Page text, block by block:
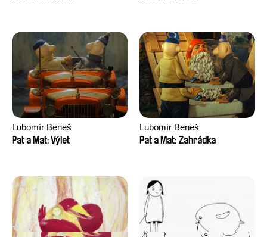
Lubomír Beneš
Pat a Mat: Výlet
Lubomír Beneš
Pat a Mat: Zahrádka